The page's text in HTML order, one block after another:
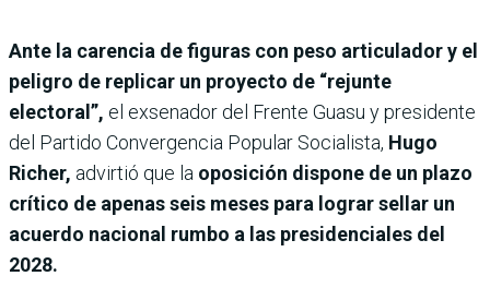
Ante la carencia de figuras con peso articulador y el
peligro de replicar un proyecto de “rejunte
electoral”, el exsenador del Frente Guasu y presidente
del Partido Convergencia Popular Socialista, Hugo
Richer, advirtió que la oposición dispone de un plazo
crítico de apenas seis meses para lograr sellar un
acuerdo nacional rumbo a las presidenciales del
2028.